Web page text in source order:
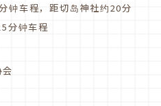
钟车程，距切岛神社约20分
分钟车程